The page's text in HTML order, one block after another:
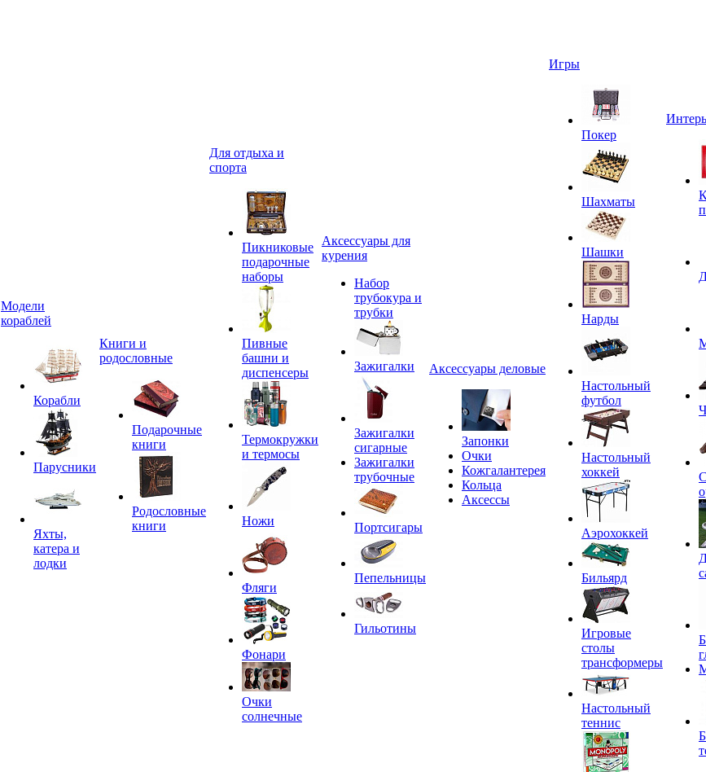
Модели
кораблей
Корабли
Парусники
Яхты,
катера и
лодки
Книги и
родословные
Подарочные
книги
Родословные
книги
Для отдыха и
спорта
Пикниковые
подарочные
наборы
Пивные
башни и
диспенсеры
Термокружки
и термосы
Ножи
Фляги
Фонари
Очки
солнечные
Аксессуары для
курения
Набор
трубокура и
трубки
Зажигалки
Зажигалки
сигарные
Зажигалки
трубочные
Портсигары
Пепельницы
Гильотины
Аксессуары деловые
Запонки
Очки
Кожгалантерея
Кольца
Аксессы
Игры
Покер
Шахматы
Шашки
Нарды
Настольный
футбол
Настольный
хоккей
Аэрохоккей
Бильярд
Игровые
столы
трансформеры
Настольный
теннис